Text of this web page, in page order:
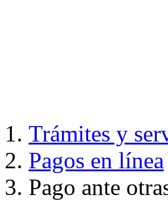
Trámites y
Pagos en línea
Pago ante